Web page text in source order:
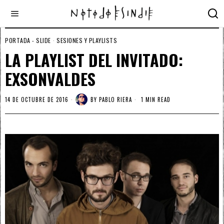
PORTADA - SLIDE · SESIONES Y PLAYLISTS
LA PLAYLIST DEL INVITADO:
EXSONVALDES
14 DE OCTUBRE DE 2016 BY PABLO RIERA 1 MIN READ